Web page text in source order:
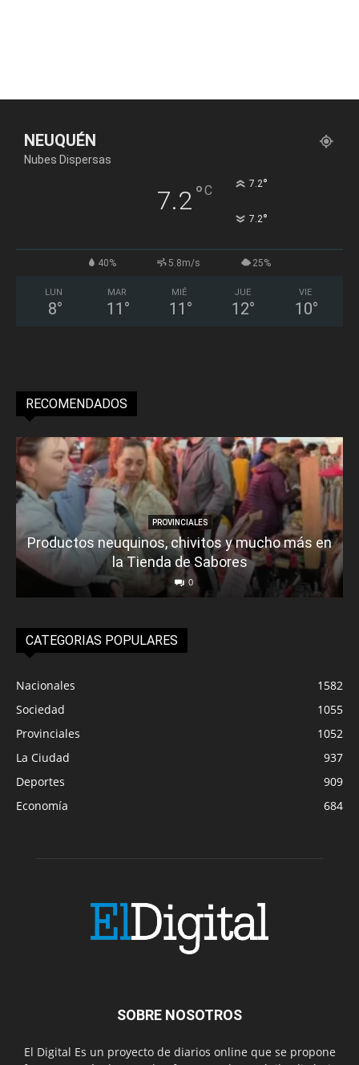
NEUQUÉN
Nubes Dispersas
7.2°C 7.2°
7.2°
40% 5.8m/s 25%
LUN
8°
MAR
11 °
MIÉ
11 °
JUE
12°
VIE
10°
RECOMENDADOS
PROVINCIALES
Productos neuquinos, chivitos y mucho más en
la Tienda de Sabores
0
CATEGORIAS POPULARES
Nacionales
1582
Sociedad
1055
Provinciales
1052
La Ciudad
937
Deportes
909
Economía
684
SOBRE NOSOTROS
El Digital Es un proyecto de diarios online que se propone